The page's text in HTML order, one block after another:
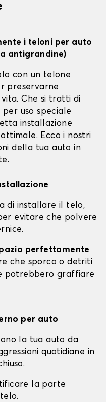
i teloni per auto
antigrandine)
con un telone
preservarne
Che si tratti di
uso speciale
installazione
Ecco i nostri
della tua auto in
di installare il telo,
evitare che polvere
perfettamente
che sporco o detriti
potrebbero graffiare
per auto
la tua auto da
quotidiane in
la parte